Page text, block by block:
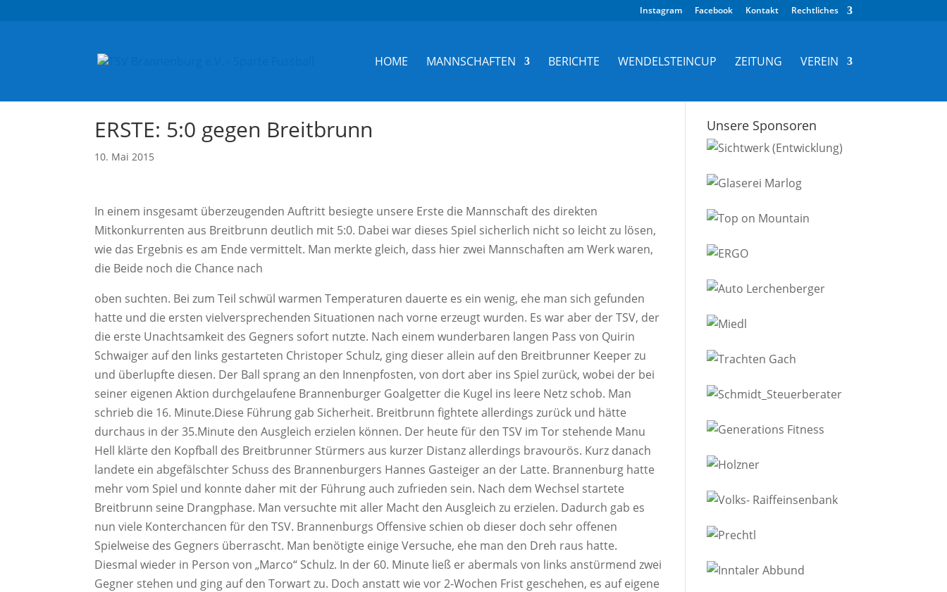
Instagram Facebook Kontakt Rechtliches
HOME MANNSCHAFTEN BERICHTE WENDELSTEINCUP ZEITUNG VEREIN
ERSTE: 5:0 gegen Breitbrunn
10. Mai 2015
In einem insgesamt überzeugenden Auftritt besiegte unsere Erste die Mannschaft des direkten
Mitkonkurrenten aus Breitbrunn deutlich mit 5:0. Dabei war dieses Spiel sicherlich nicht so leicht zu lösen,
wie das Ergebnis es am Ende vermittelt. Man merkte gleich, dass hier zwei Mannschaften am Werk waren,
die Beide noch die Chance nach
oben suchten. Bei zum Teil schwül warmen Temperaturen dauerte es ein wenig, ehe man sich gefunden
hatte und die ersten vielversprechenden Situationen nach vorne erzeugt wurden. Es war aber der TSV, der
die erste Unachtsamkeit des Gegners sofort nutzte. Nach einem wunderbaren langen Pass von Quirin
Schwaiger auf den links gestarteten Christoper Schulz, ging dieser allein auf den Breitbrunner Keeper zu
und überlupfte diesen. Der Ball sprang an den Innenpfosten, von dort aber ins Spiel zurück, wobei der bei
seiner eigenen Aktion durchgelaufene Brannenburger Goalgetter die Kugel ins leere Netz schob. Man
schrieb die 16. Minute.Diese Führung gab Sicherheit. Breitbrunn fightete allerdings zurück und hätte
durchaus in der 35.Minute den Ausgleich erzielen können. Der heute für den TSV im Tor stehende Manu
Hell klärte den Kopfball des Breitbrunner Stürmers aus kurzer Distanz allerdings bravourös. Kurz danach
landete ein abgefälschter Schuss des Brannenburgers Hannes Gasteiger an der Latte. Brannenburg hatte
mehr vom Spiel und konnte daher mit der Führung auch zufrieden sein. Nach dem Wechsel startete
Breitbrunn seine Drangphase. Man versuchte mit aller Macht den Ausgleich zu erzielen. Dadurch gab es
nun viele Konterchancen für den TSV. Brannenburgs Offensive schien ob dieser doch sehr offenen
Spielweise des Gegners überrascht. Man benötigte einige Versuche, ehe man den Dreh raus hatte.
Diesmal wieder in Person von „Marco“ Schulz. In der 60. Minute ließ er abermals von links anstürmend zwei
Gegner stehen und ging auf den Torwart zu. Doch anstatt wie vor 2-Wochen Frist geschehen, es auf eigene
Unsere Sponsoren